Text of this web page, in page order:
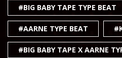
#BIG BABY TAPE TYPE BEAT
#AARNE TYPE BEAT
#BIG BABY TAPE X AARNE